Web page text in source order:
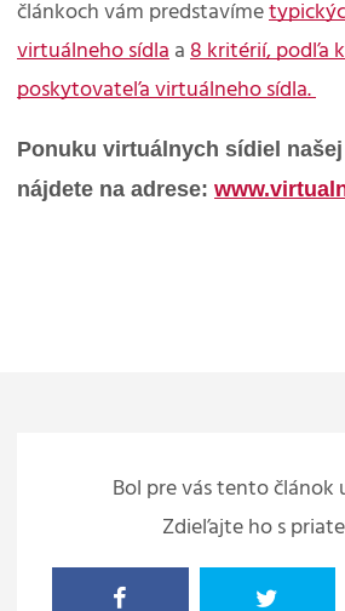
článkoch vám predstavíme
virtuálneho sídla a 8 kritérií, podľa
poskytovateľa virtuálneho sídla.
Ponuku virtuálnych sídiel
nájdete na adrese:
Bol pre vás tento článok
Zdieľajte ho s